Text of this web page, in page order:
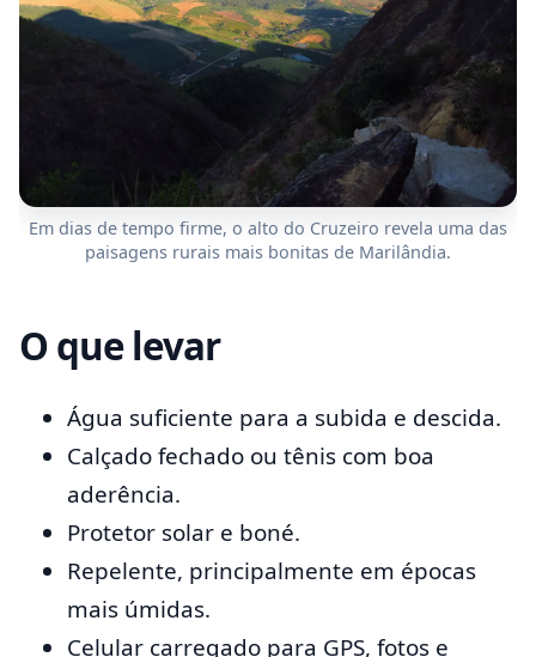
Em dias de tempo firme, o alto do Cruzeiro revela uma das
paisagens rurais mais bonitas de Marilândia.
O que levar
Água suficiente para a subida e descida.
Calçado fechado ou tênis com boa
aderência.
Protetor solar e boné.
Repelente, principalmente em épocas
mais úmidas.
Celular carregado para GPS, fotos e